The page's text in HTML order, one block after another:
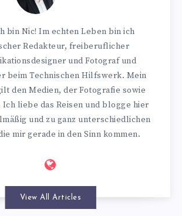
bin Nic! Im echten Leben bin ich
Redakteur, freiberuflicher
und Fotograf und
beim Technischen Hilfswerk. Mein
den Medien, der Fotografie sowie
liebe das Reisen und blogge hier
und zu ganz unterschiedlichen
mir gerade in den Sinn kommen.
View All Articles